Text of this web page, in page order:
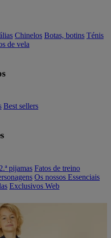
Chinelos Botas, botins Ténis
de vela
Best sellers
pijamas Fatos de treino
Os nossos Essenciais
Exclusivos Web